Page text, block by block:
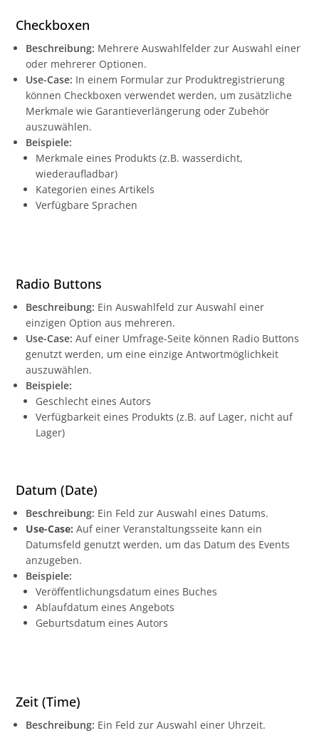
Checkboxen
Beschreibung: Mehrere Auswahlfelder zur Auswahl einer
oder mehrerer Optionen.
Use-Case: In einem Formular zur Produktregistrierung
können Checkboxen verwendet werden, um zusätzliche
Merkmale wie Garantieverlängerung oder Zubehör
auszuwählen.
Beispiele:
Merkmale eines Produkts (z.B. wasserdicht,
wiederaufladbar)
Kategorien eines Artikels
Verfügbare Sprachen
Radio Buttons
Beschreibung: Ein Auswahlfeld zur Auswahl einer
einzigen Option aus mehreren.
Use-Case: Auf einer Umfrage-Seite können Radio Buttons
genutzt werden, um eine einzige Antwortmöglichkeit
auszuwählen.
Beispiele:
Geschlecht eines Autors
Verfügbarkeit eines Produkts (z.B. auf Lager, nicht auf
Lager)
Datum (Date)
Beschreibung: Ein Feld zur Auswahl eines Datums.
Use-Case:Auf einer Veranstaltungsseite kann ein
Datumsfeld genutzt werden, um das Datum des Events
anzugeben.
Beispiele:
Veröffentlichungsdatum eines Buches
Ablaufdatum eines Angebots
Geburtsdatum eines Autors
Zeit (Time)
Beschreibung: Ein Feld zur Auswahl einer Uhrzeit.